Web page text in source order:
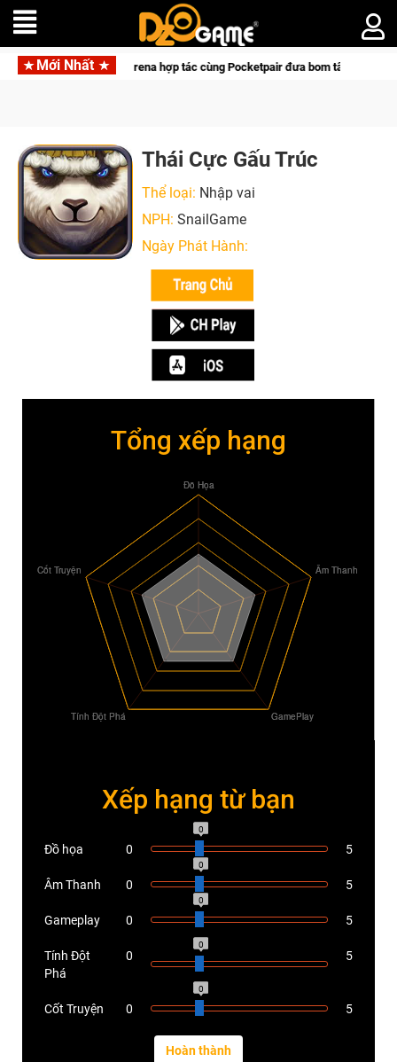
Mới NhấtGarena hợp tác cùng Pocketpair đưa bom tấn săn thú sinh tồn
Thái Cực Gấu Trúc
Thể loại: Nhập vai
NPH: SnailGame
Ngày Phát Hành:
Tổng xếp hạng
Xếp hạng từ bạn
Đồ họa 0
0
5
Âm Thanh 0
0
5
Gameplay 0
0
5
Tính Đột
Phá
0
0
5
Cốt Truyện 0
0
5